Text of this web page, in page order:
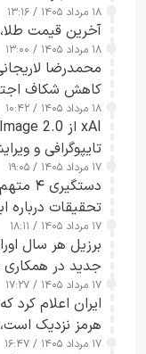
۱۸ مرداد ۱۴۰۵ / ۱۳:۱۶
آخرین قیمت طلا،سکه و
۱۸ مرداد ۱۴۰۵ / ۱۳:۰۰
محمدرضا
کاهش شکاف
۱۸ مرداد ۱۴۰۵ / ۱۰:۴۲
تایپوگرافی و
۱۷ مرداد ۱۴۰۵ / ۱۹:۰۵
تحقیقات درباره
۱۷ مرداد ۱۴۰۵ / ۱۸:۱۱
برزیل هر سال
جدید در همکاری
۱۷ مرداد ۱۴۰۵ / ۱۷:۲۷
ایران اعلام کرد
هرمز نزدیک است،
آبراه را آزاد کند
۱۷ مرداد ۱۴۰۵ / ۱۶:۴۷